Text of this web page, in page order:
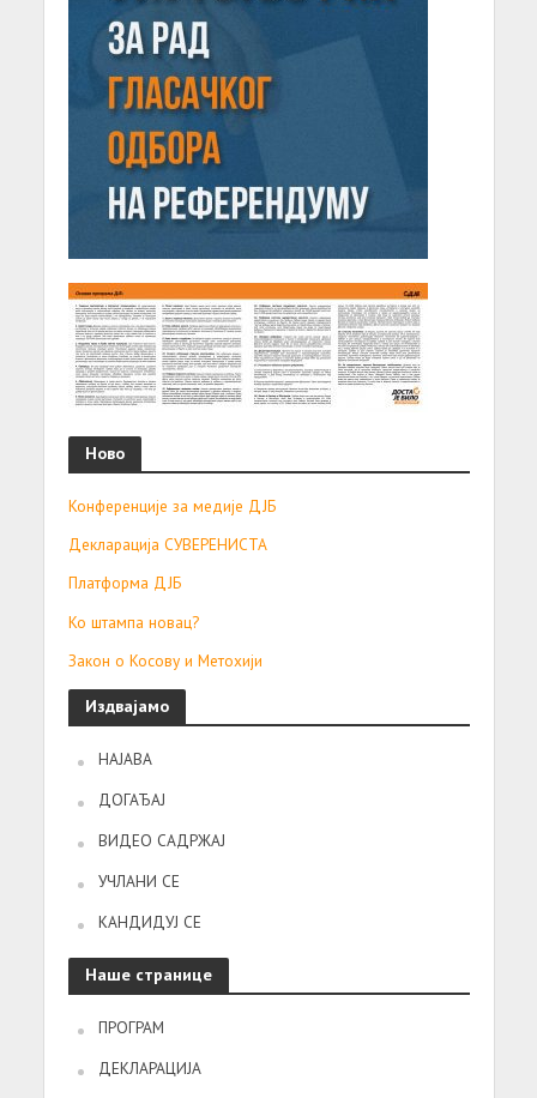
Ново
Конференције за медије ДЈБ
Декларација СУВЕРЕНИСТА
Платформа ДЈБ
Ко штампа новац?
Закон о Косову и Метохији
Издвајамо
НАЈАВА
ДОГАЂАЈ
ВИДЕО САДРЖАЈ
УЧЛАНИ СЕ
КАНДИДУЈ СЕ
Наше странице
ПРОГРАМ
ДЕКЛАРАЦИЈА